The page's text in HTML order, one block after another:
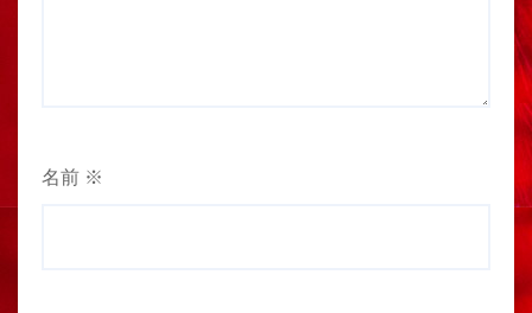
名前 ※